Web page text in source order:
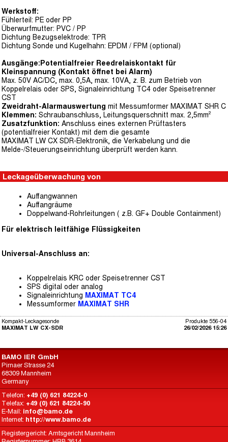
Werkstoff:
Fühlerteil: PE oder PP
Überwurfmutter: PVC / PP
Dichtung Bezugselektrode: TPR
Dichtung Sonde und Kugelhahn: EPDM / FPM (optional)
Ausgänge: Potentialfreier Reedrelaiskontakt für
Kleinspannung (Kontakt öffnet bei Alarm)
Max. 50V AC/DC, max. 0,5A, max. 10VA, z. B. zum Betrieb von
Koppelrelais oder SPS, Signaleinrichtung TC4 oder Speisetrenner
CST
Zweidraht-Alarmauswertung mit Messumformer MAXIMAT SHR C
Klemmen: Schraubanschluss, Leitungsquerschnitt max. 2,5mm²
Zusatzfunktion: Anschluss eines externen Prüftasters
(potentialfreier Kontakt) mit dem die gesamte
MAXIMAT LW CX SDR-Elektronik, die Verkabelung und die
Melde-/Steuerungseinrichtung überprüft werden kann.
Leckageüberwachung von
Auffangwannen
Auffangräume
Doppelwand-Rohrleitungen ( z.B. GF+ Double Containment)
Für elektrisch leitfähige Flüssigkeiten
Universal-Anschluss an:
Koppelrelais KRC oder Speisetrenner CST
SPS digital oder analog
Signaleinrichtung MAXIMAT TC4
Messumformer MAXIMAT SHR
Produkte 556-04
26/02/2026 15:26
Kompakt-Leckagesonde
MAXIMAT LW CX-SDR
BAMO IER GmbH
Pirnaer Strasse 24
68309 Mannheim
Germany
Telefon: +49 (0) 621 84224-0
Telefax: +49 (0) 621 84224-90
E-Mail: info@bamo.de
Internet: http://www.bamo.de
Registergericht: Amtsgericht Mannheim